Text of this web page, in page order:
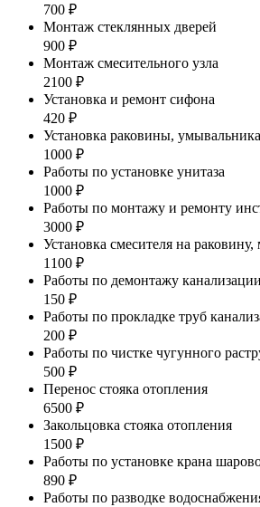
700 ₽
Монтаж стеклянных дверей
900 ₽
Монтаж смесительного узла
2100 ₽
Установка и ремонт сифона
420 ₽
Установка раковины, умывальника
1000 ₽
Работы по установке унитаза
1000 ₽
Работы по монтажу и ремонту
3000 ₽
Установка смесителя на
1100 ₽
Работы по демонтажу канализации
150 ₽
Работы по прокладке труб
200 ₽
Работы по чистке чугунного
500 ₽
Перенос стояка отопления
6500 ₽
Закольцовка стояка отопления
1500 ₽
Работы по установке крана
890 ₽
Работы по разводке